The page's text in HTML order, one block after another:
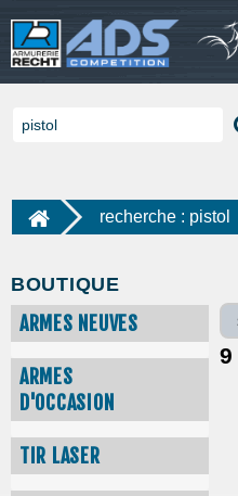
recherche : pistol
BOUTIQUE
ARMES NEUVES
ARMES
D'OCCASION
TIR LASER
9